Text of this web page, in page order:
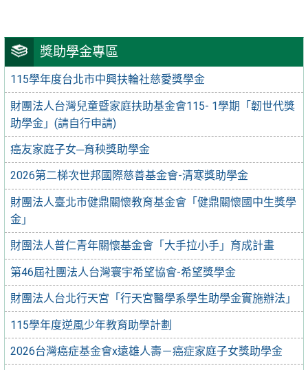
獎助學金專區
115學年度台北市中興扶輪社慈愛獎學金
財團法人台灣兒童暨家庭扶助基金會115- 1學期「韌世代獎
助學金」(請自行申請)
癌友家庭子女─育秧獎助學金
2026第二梯次世邦國際慈善基金會-清寒獎助學金
財團法人臺北市健鼎關懷教育基金會「健鼎關懷國中生獎學
金」
財團法人普仁青年關懷基金會「大手拉小手」育成計畫
第46屆社團法人台灣寰宇希望協會-希望獎學金
財團法人台北行天宮「行天宮醫學系學生助學金實施辦法」
115學年度逆風少年教育助學計劃
2026台灣癌症基金會x遠雄人壽－癌症家庭子女獎助學金